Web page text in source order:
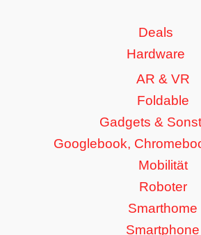
Deals
Hardware
AR & VR
Foldable
Gadgets &
Googlebook,
Mobilität
Roboter
Smarthome
Smartphone